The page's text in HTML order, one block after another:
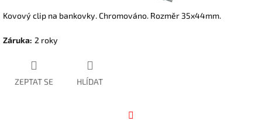
Kovový clip na bankovky. Chromováno. Rozměr 35x44mm.
Záruka: 2 roky
ZEPTAT SE HLÍDAT